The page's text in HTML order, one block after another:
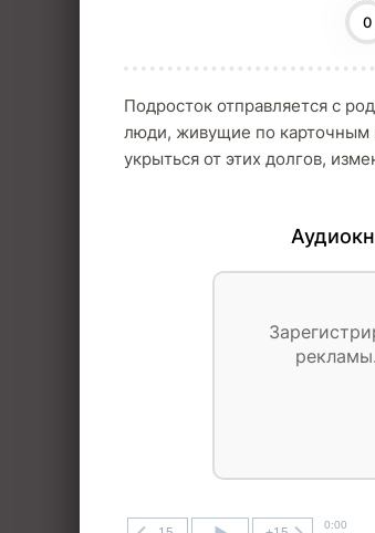
0
Подросток отправляется с
люди, живущие по карточным
укрыться от этих долгов,
0:00